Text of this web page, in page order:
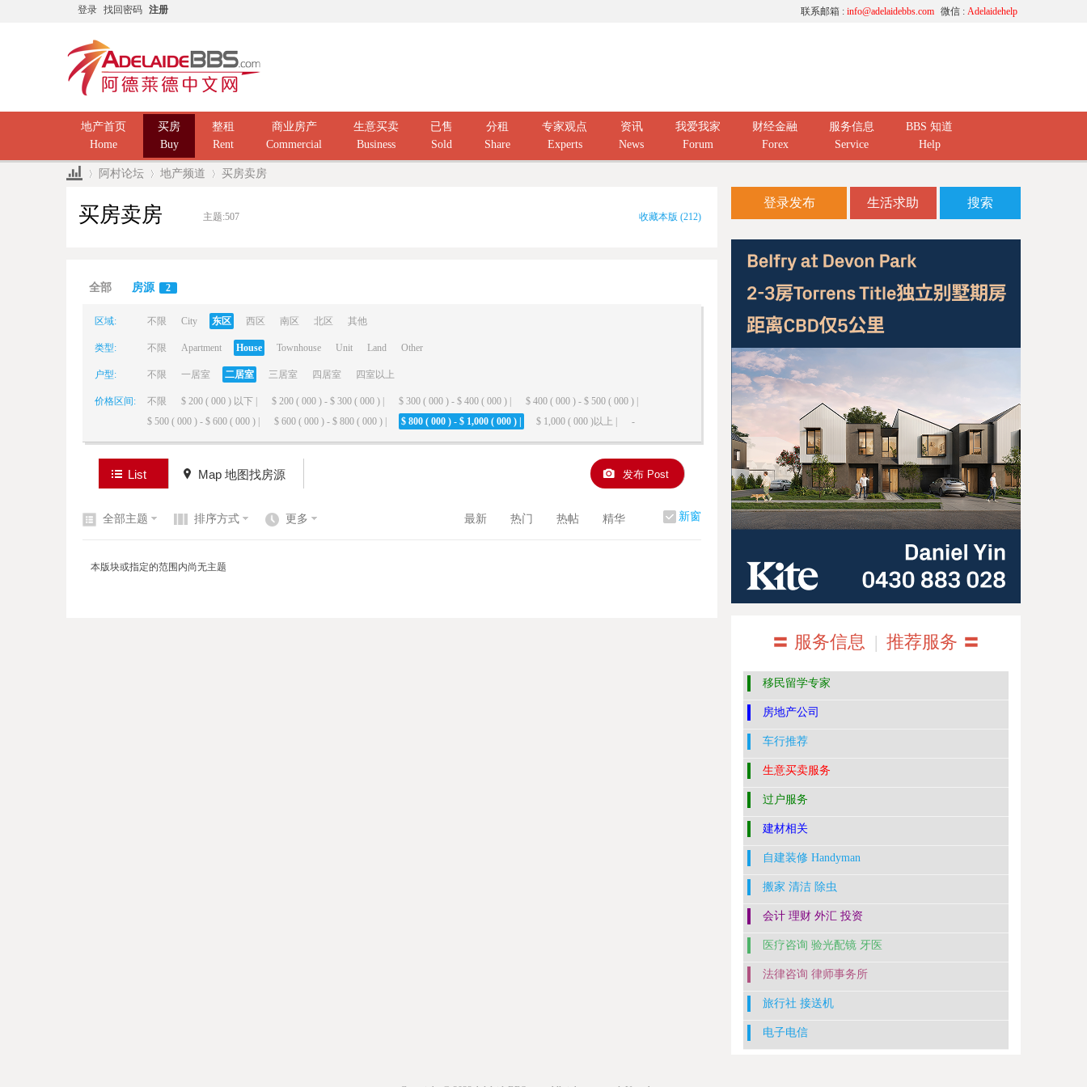
登录 找回密码 注册 微信 : Adelaidehelp
联系邮箱 : info@adelaidebbs.com
地产首页
Home
买房
Buy
整租
Rent
商业房产
Commercial
生意买卖
Business
已售
Sold
分租
Share
专家观点
Experts
资讯
News
我爱我家
Forum
财经金融
Forex
服务信息
Service
BBS 知道
Help
阿村论坛 地产频道 买房卖房
买房卖房 主题:507 收藏本版 (212)
全部 房源 2
区域: 不限 City 东区 西区 南区 北区 其他
类型: 不限 Apartment House Townhouse Unit Land Other
户型: 不限 一居室 二居室 三居室 四居室 四室以上
价格区间: 不限 $ 200 ( 000 ) 以下 | $ 200 ( 000 ) - $ 300 ( 000 ) | $ 300 ( 000 ) - $ 400 ( 000 ) |
$ 400 ( 000 ) - $ 500 ( 000 ) |
$ 500 ( 000 ) - $ 600 ( 000 ) |
$ 600 ( 000 ) - $ 800 ( 000 ) | $ 800 ( 000 ) - $ 1,000 ( 000 ) | $ 1,000 ( 000 )以上 | -
List Map 地图找房源 发布 Post
新窗
全部主题 排序方式 更多 最新 热门 热帖 精华
本版块或指定的范围内尚无主题
登录发布 生活求助 搜索
〓 服务信息 | 推荐服务 〓
移民留学专家
房地产公司
车行推荐
生意买卖服务
过户服务
建材相关
自建装修 Handyman
搬家 清洁 除虫
会计 理财 外汇 投资
医疗咨询 验光配镜 牙医
法律咨询 律师事务所
旅行社 接送机
电子电信